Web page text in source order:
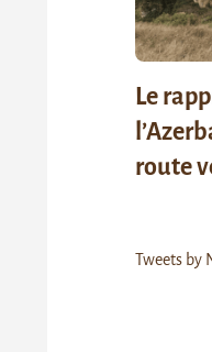
Le
route
Tweets by